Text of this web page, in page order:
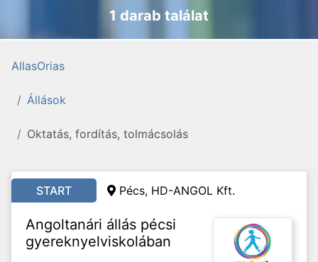
1 darab találat
AllasOrias
Állások
Oktatás, fordítás, tolmácsolás
START Pécs, HD-ANGOL Kft.
Angoltanári állás pécsi
gyereknyelviskolában